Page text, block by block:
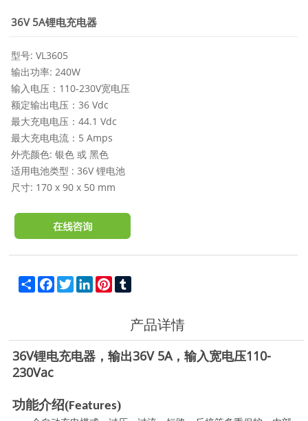
36V 5A锂电充电器
型号: VL3605
输出功率: 240W
输入电压：110-230V宽电压
额定输出电压：36 Vdc
最大充电电压：44.1 Vdc
最大充电电流：5 Amps
外壳颜色: 银色 或 黑色
适用电池类型 : 36V 锂电池
尺寸: 170 x 90 x 50 mm
Share FacebookTwitter LinkedInPinterest
产品详情
36V锂电充电器，输出36V 5A，输入宽电压110-
230Vac
功能介绍(Features)